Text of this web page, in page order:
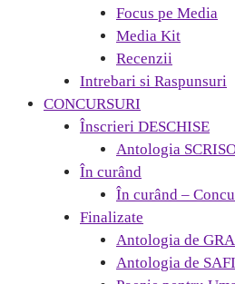
Focus pe Media
Media Kit
Recenzii
Intrebari si Raspunsuri
CONCURSURI
Înscrieri DESCHISE
Antologia
În curând
În curând –
Finalizate
Antologia de
Antologia de